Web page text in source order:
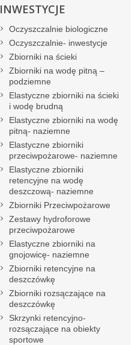
INWESTYCJE
Oczyszczalnie biologiczne
Oczyszczalnie- inwestycje
Zbiorniki na ścieki
Zbiorniki na wodę pitną –
podziemne
Elastyczne zbiorniki na ścieki
i wodę brudną
Elastyczne zbiorniki na wodę
pitną- naziemne
Elastyczne zbiorniki
przeciwpożarowe- naziemne
Elastyczne zbiorniki
retencyjne na wodę
deszczową- naziemne
Zbiorniki Przeciwpożarowe
Zestawy hydroforowe
przeciwpożarowe
Elastyczne zbiorniki na
gnojowicę- naziemne
Zbiorniki retencyjne na
deszczówkę
Zbiorniki rozsączające na
deszczówkę
Skrzynki retencyjno-
rozsączające na obiekty
sportowe